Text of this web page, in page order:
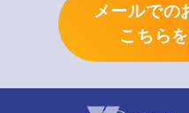
メールでの
こちら